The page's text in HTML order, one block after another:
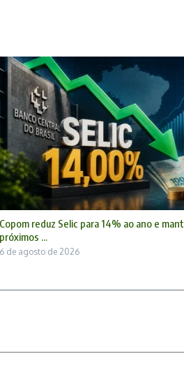
Copom reduz Selic para 14% ao ano e
próximos ...
6 de agosto de 2026